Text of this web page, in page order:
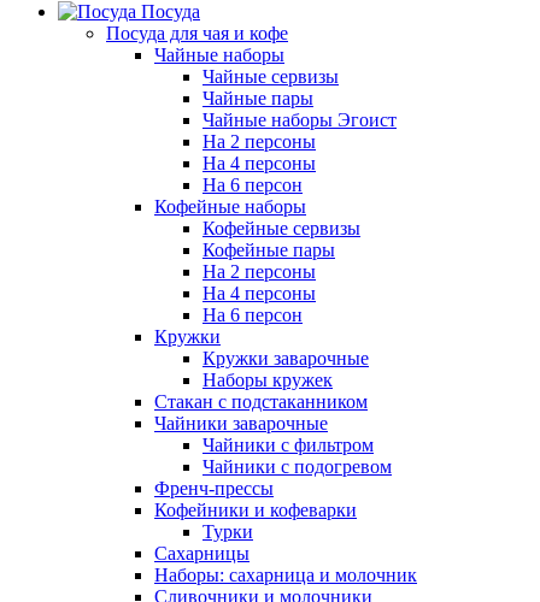
Посуда
Посуда для чая и кофе
Чайные наборы
Чайные сервизы
Чайные пары
Чайные наборы Эгоист
На 2 персоны
На 4 персоны
На 6 персон
Кофейные наборы
Кофейные сервизы
Кофейные пары
На 2 персоны
На 4 персоны
На 6 персон
Кружки
Кружки заварочные
Наборы кружек
Стакан с подстаканником
Чайники заварочные
Чайники с фильтром
Чайники с подогревом
Френч-прессы
Кофейники и кофеварки
Турки
Сахарницы
Наборы: сахарница и молочник
Сливочники и молочники